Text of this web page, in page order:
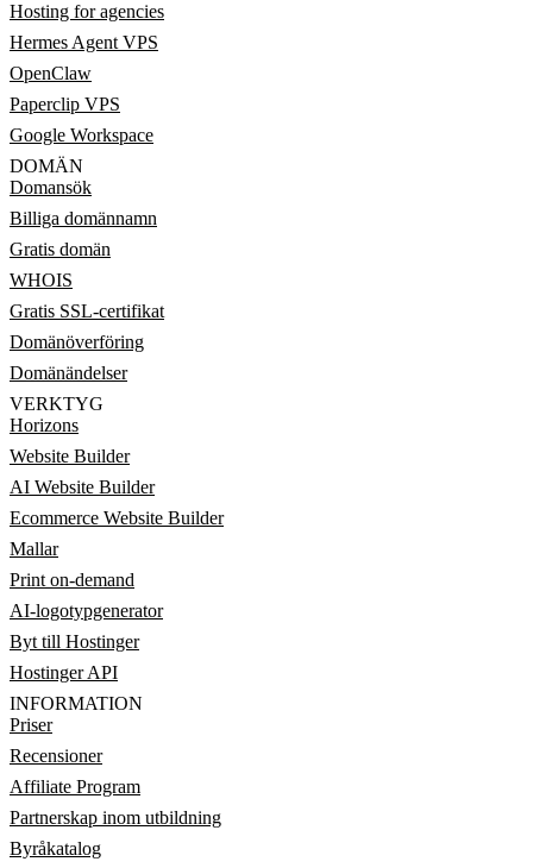
Hosting for agencies
Hermes Agent VPS
OpenClaw
Paperclip VPS
Google Workspace
DOMÄN
Domansök
Billiga domännamn
Gratis domän
WHOIS
Gratis SSL-certifikat
Domänöverföring
Domänändelser
VERKTYG
Horizons
Website Builder
AI Website Builder
Ecommerce Website Builder
Mallar
Print on-demand
AI-logotypgenerator
Byt till Hostinger
Hostinger API
INFORMATION
Priser
Recensioner
Affiliate Program
Partnerskap inom utbildning
Byråkatalog